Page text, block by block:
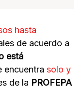
hasta
de acuerdo a
está
encuentra solo y
de la PROFEPA